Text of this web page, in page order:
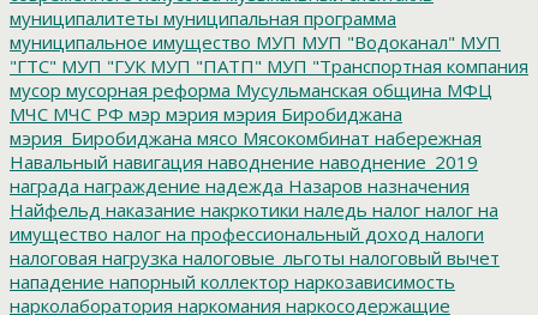
муниципалитеты муниципальная программа
муниципальное имущество МУП МУП "Водоканал" МУП
"ГТС" МУП "ГУК МУП "ПАТП" МУП "Транспортная компания
мусор мусорная реформа Мусульманская община МФЦ
МЧС МЧС РФ мэр мэрия мэрия Биробиджана
мэрия_Биробиджана мясо Мясокомбинат набережная
Навальный навигация наводнение наводнение_2019
награда награждение надежда Назаров назначения
Найфельд наказание накркотики наледь налог налог на
имущество налог на профессиональный доход налоги
налоговая нагрузка налоговые_льготы налоговый вычет
нападение напорный коллектор наркозависимость
нарколаборатория наркомания наркосодержащие